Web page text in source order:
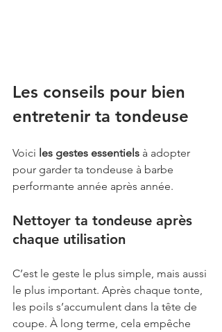
Les conseils pour bien
entretenir ta tondeuse
Voici les gestes essentiels à adopter
pour garder ta tondeuse à barbe
performante année après année.
Nettoyer ta tondeuse après
chaque utilisation
C’est le geste le plus simple, mais aussi
le plus important. Après chaque tonte,
les poils s’accumulent dans la tête de
coupe. À long terme, cela empêche